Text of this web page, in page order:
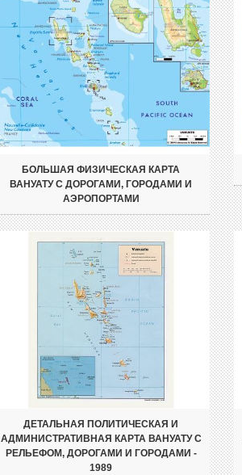
БОЛЬШАЯ ФИЗИЧЕСКАЯ КАРТА
ВАНУАТУ С ДОРОГАМИ, ГОРОДАМИ И
АЭРОПОРТАМИ
ДЕТАЛЬНАЯ ПОЛИТИЧЕСКАЯ И
АДМИНИСТРАТИВНАЯ КАРТА ВАНУАТУ С
РЕЛЬЕФОМ, ДОРОГАМИ И ГОРОДАМИ -
1989